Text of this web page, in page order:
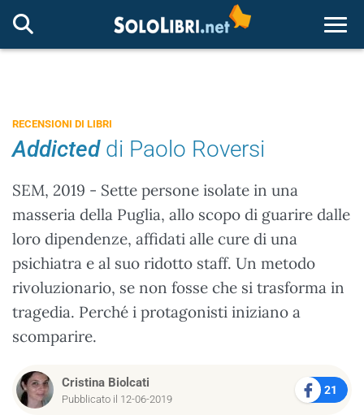
RECENSIONI DI LIBRI
Addicteddi Paolo Roversi
SEM, 2019 - Sette persone isolate in una
masseria della Puglia, allo scopo di guarire dalle
loro dipendenze, affidati alle cure di una
psichiatra e al suo ridotto staff. Un metodo
rivoluzionario, se non fosse che si trasforma in
tragedia. Perché i protagonisti iniziano a
scomparire.
Cristina Biolcati
Pubblicato il 12-06-2019
21